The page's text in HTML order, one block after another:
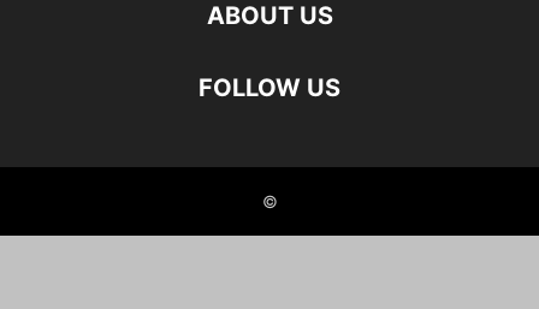
ABOUT US
FOLLOW US
©